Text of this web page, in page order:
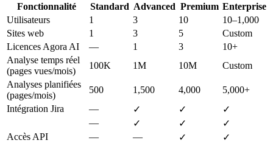
Fonctionnalité Standard Advanced Premium Enterprise
Utilisateurs
1 3 10
10–1,000
Sites web
1 3 5
Custom
Licences Agora AI
— 1 3
10+
Analyse temps réel
(pages vues/mois)
100K 1M 10M
Custom
Analyses planifiées
(pages/mois)
500 1,500 4,000
5,000+
Intégration Jira
— ✓ ✓
✓
—
✓ ✓
✓
Accès API
— — ✓
✓